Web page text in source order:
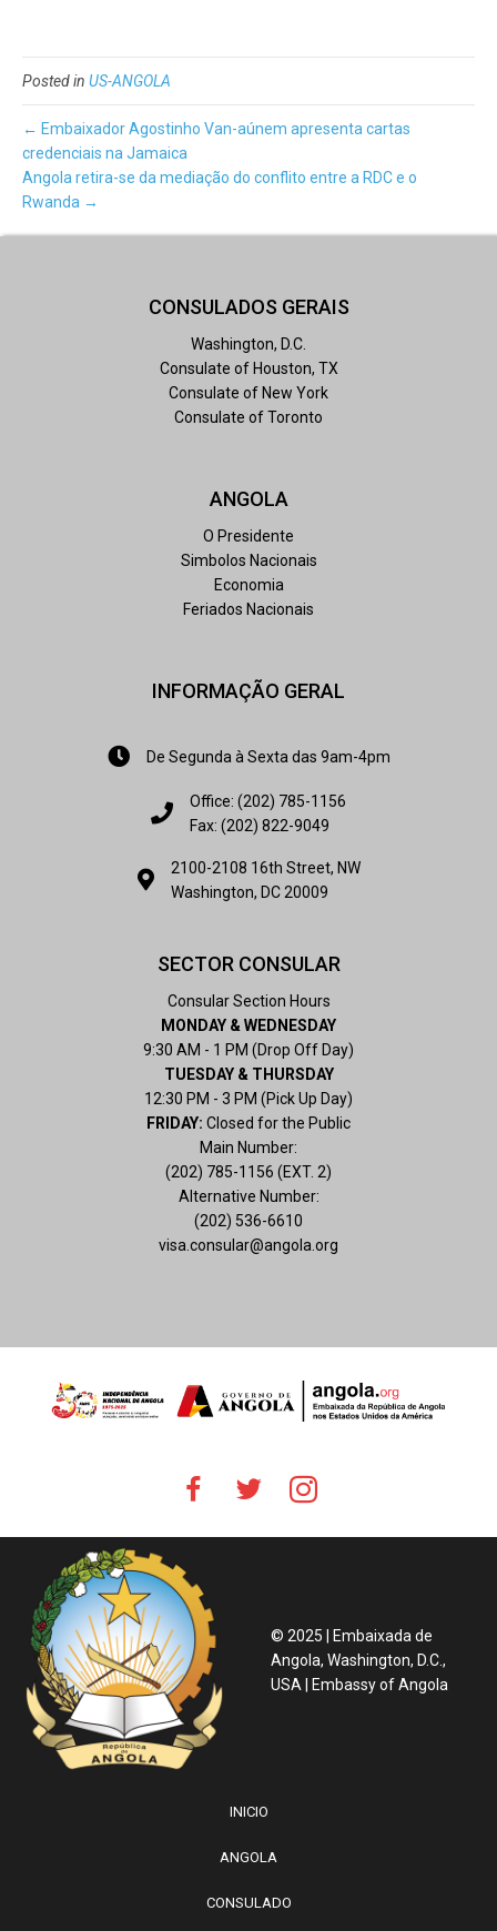
Posted in US-ANGOLA
← Embaixador Agostinho Van-aúnem apresenta cartas
credenciais na Jamaica
Angola retira-se da mediação do conflito entre a RDC e o
Rwanda →
CONSULADOS GERAIS
Washington, D.C.
Consulate of Houston, TX
Consulate of New York
Consulate of Toronto
ANGOLA
O Presidente
Simbolos Nacionais
Economia
Feriados Nacionais
INFORMAÇÃO GERAL
De Segunda à Sexta das 9am-4pm
Office: (202) 785-1156
Fax: (202) 822-9049
2100-2108 16th Street, NW
Washington, DC 20009
SECTOR CONSULAR
Consular Section Hours
MONDAY & WEDNESDAY
9:30 AM - 1 PM (Drop Off Day)
TUESDAY & THURSDAY
12:30 PM - 3 PM (Pick Up Day)
FRIDAY: Closed for the Public
Main Number:
(202) 785-1156 (EXT. 2)
Alternative Number:
(202) 536-6610
visa.consular@angola.org
© 2025 | Embaixada de
Angola, Washington, D.C.,
USA | Embassy of Angola
INICIO
ANGOLA
CONSULADO